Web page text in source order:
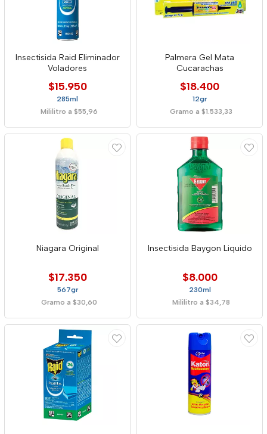
Insectisida Raid Eliminador
Voladores
$15.950
285ml
Mililitro a $55,96
Palmera Gel Mata
Cucarachas
$18.400
12gr
Gramo a $1.533,33
Niagara Original
$17.350
567gr
Gramo a $30,60
Insectisida Baygon Liquido
$8.000
230ml
Mililitro a $34,78